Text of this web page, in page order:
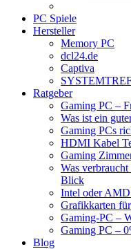
PC Spiele
Hersteller
Memory PC
dcl24.de
Captiva
Ratgeber
Gaming PC –
Was ist ein
Gaming PCs
HDMI Kabel
Gaming
Was
Blick
Intel oder AMD
Grafikkarten
Gaming-PC –
Gaming PC –
Blog